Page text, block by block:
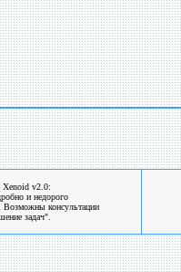
Xenoid v2.0:
и недорого
Возможны консультации
задач".